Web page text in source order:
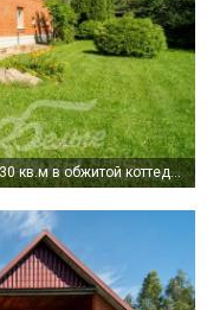
коттеджной застройке